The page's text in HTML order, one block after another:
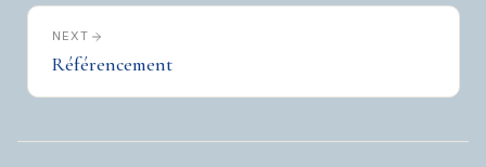
NEXT
Référencement